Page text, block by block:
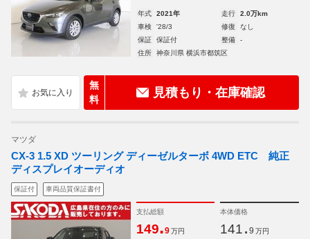
年式 2021年 走行
2.0万km
車検
'28/3 修復
なし
保証
保証付 整備
-
住所
神奈川県 横浜市都筑区
無
料
見積もり・在庫確認
マツダ
CX-3 1.5 XD ツーリング ディーゼルターボ 4WD ETC 純正
ディスプレイオーディオ
保証付 車両品質保証書付
支払総額
149.9 万円
本体価格
141. 9 万円